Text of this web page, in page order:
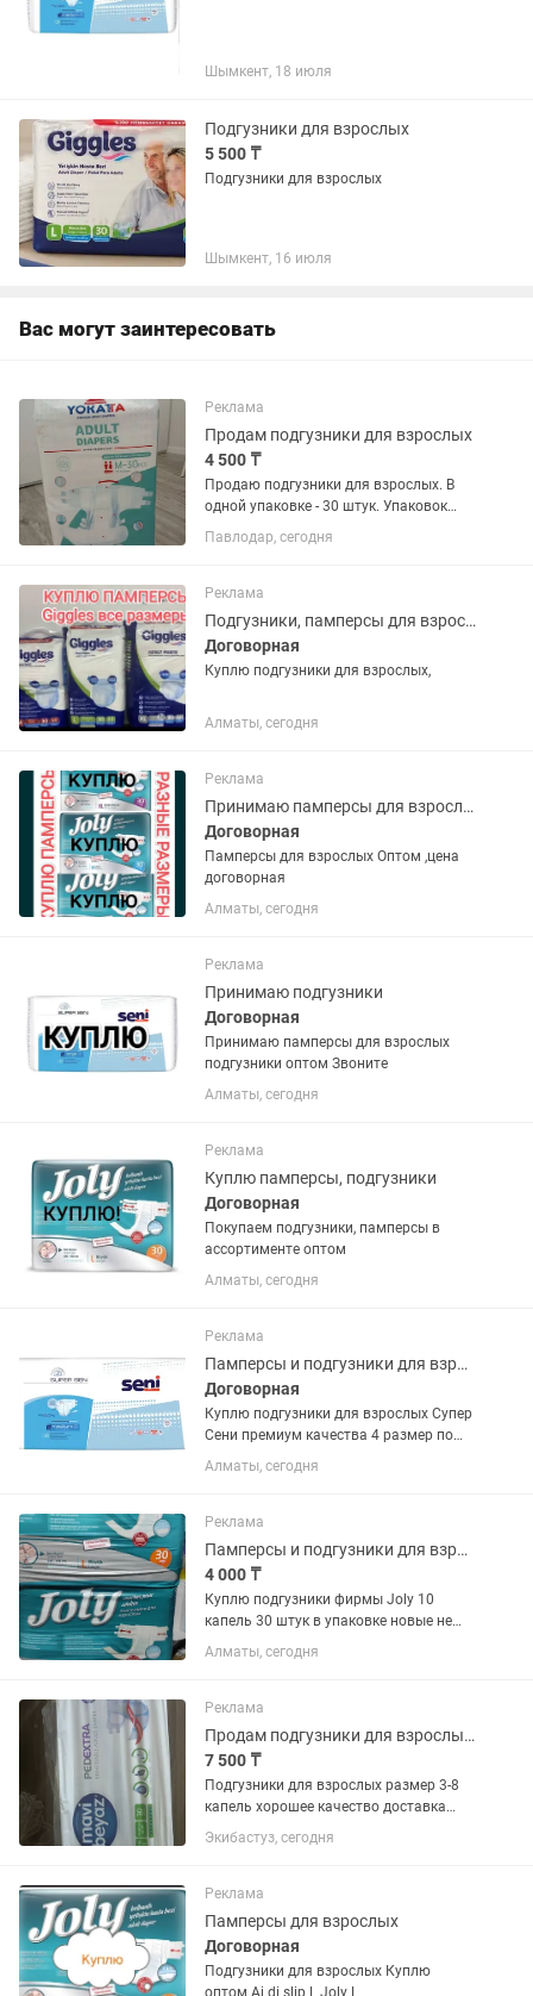
Шымкент, 18 июля
Подгузники для взрослых
5 500 ₸
Подгузники для взрослых
Шымкент, 16 июля
Вас могут заинтересовать
Реклама
Продам подгузники для взрослых
4 500 ₸
Продаю подгузники для взрослых. В
одной упаковке - 30 штук. Упаковок
осталось всего 5. Цена 4500 тг за
упаковку. Продается по 1 упаковке или
Павлодар, сегодня
Реклама
Подгузники, памперсы для взрослых оптом
Договорная
Куплю подгузники для взрослых,
Алматы, сегодня
Реклама
Принимаю памперсы для взрослых
Договорная
Памперсы для взрослых Оптом ,цена
договорная
Алматы, сегодня
Реклама
Принимаю подгузники
Договорная
Принимаю памперсы для взрослых
подгузники оптом Звоните
Алматы, сегодня
Реклама
Куплю памперсы, подгузники
Договорная
Покупаем подгузники, памперсы в
ассортименте оптом
Алматы, сегодня
Реклама
Памперсы и подгузники для взрослых фирмы Seni Super 4 размер Куплю
Договорная
Куплю подгузники для взрослых Супер
Сени премиум качества 4 размер по
6000 тенге за упаковку
Алматы, сегодня
Реклама
Памперсы и подгузники для взрослых
4 000 ₸
Куплю подгузники фирмы Joly 10
капель 30 штук в упаковке новые не
рванные и не скучкованные
Алматы, сегодня
Реклама
Продам подгузники для взрослых размер 3 8 капель хорошее качество
7 500 ₸
Подгузники для взрослых размер 3-8
капель хорошее качество доставка
Павлодар Астана 📦
Экибастуз, сегодня
Реклама
Памперсы для взрослых
Договорная
Подгузники для взрослых Куплю
оптом Ai di slip L Joly L